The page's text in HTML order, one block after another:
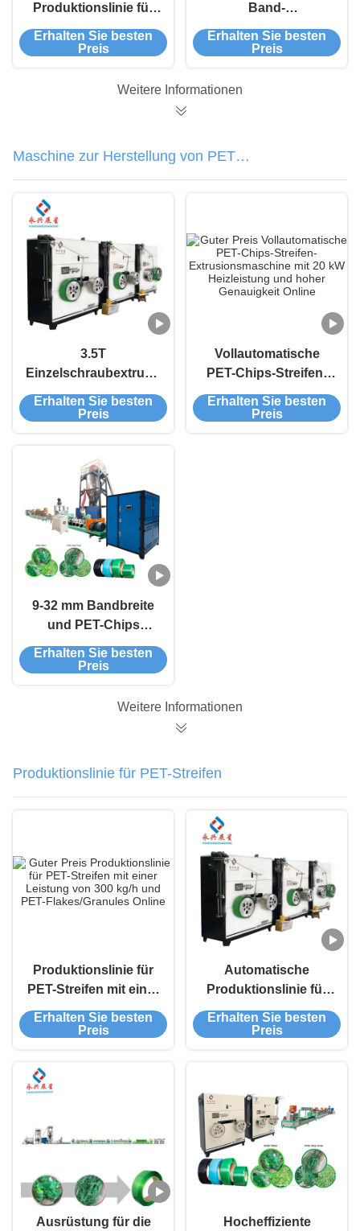
Produktionslinie für
PP-
Verpackungsriemen
Erhalten Sie besten
Preis
Band-
Extrusionsleitung
±0,03 mm Toleranz für
Erhalten Sie besten
Preis
Weitere Informationen
Maschine zur Herstellung von PET-
Bändern
3.5T
Einzelschraubextruder-
PET-Streifen-
Extrusionsmaschine
Erhalten Sie besten
Preis
Vollautomatische
PET-Chips-Streifen-
Extrusionsmaschine
mit 20 kW
Erhalten Sie besten
Preis
9-32 mm Bandbreite
und PET-Chips
Rohstoff PET-
Streifen-
für eine reibungslose
Erhalten Sie besten
Preis
Weitere Informationen
Produktionslinie für PET-Streifen
Produktionslinie für
PET-Streifen mit einer
Leistung von 300 kg/h
und PET-
Erhalten Sie besten
Preis
Automatische
Produktionslinie für
PET-Streifen 9mm-
25mm mit einer
Granulat
Erhalten Sie besten
Preis
Ausrüstung für die Hocheffiziente